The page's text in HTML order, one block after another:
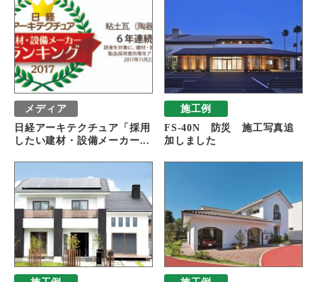
メディア
日経アーキテクチュア「採用
したい建材・設備メーカー...
施工例
FS-40N 防災 施工写真追
加しました